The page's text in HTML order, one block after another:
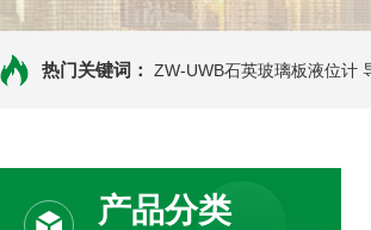
热门关键词： ZW-UWB石英玻璃板液位计
产品分类